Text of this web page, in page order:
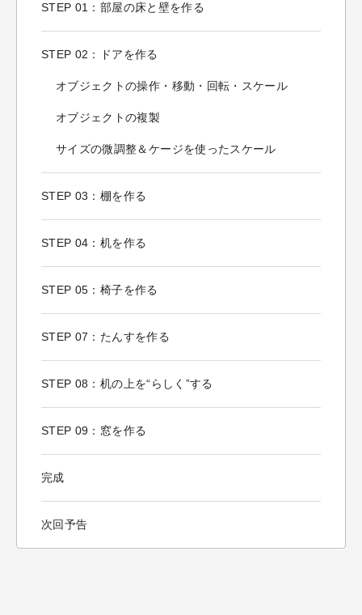
STEP 01：部屋の床と壁を作る
STEP 02：ドアを作る
オブジェクトの操作・移動・回転・スケール
オブジェクトの複製
サイズの微調整＆ケージを使ったスケール
STEP 03：棚を作る
STEP 04：机を作る
STEP 05：椅子を作る
STEP 07：たんすを作る
STEP 08：机の上を“らしく”する
STEP 09：窓を作る
完成
次回予告